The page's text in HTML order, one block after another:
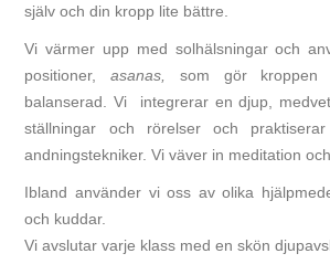
själv och din kropp lite bättre.
Vi värmer upp med solhälsningar och
positioner,asanas,
som gör kroppen
balanserad. Vi integrerar en djup,
ställningar och rörelser och
andningstekniker. Vi väver in meditation
Ibland använder vi oss av olika
och kuddar.
Vi avslutar varje klass med en skön